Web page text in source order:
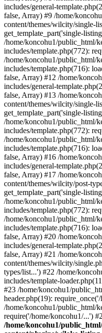
includes/general-
false, Array) #9 /home/
content/themes/wilcity/single-
get_template_part('single-
/home/koncohu1/public_html/
includes/template.php(772):
/home/koncohu1/public_html/
includes/template.php(716):
false, Array) #12 /home/
includes/general-
false, Array) #13 /home/
content/themes/wilcity/single-
get_template_part('single-
/home/koncohu1/public_html/
includes/template.php(772):
/home/koncohu1/public_html/
includes/template.php(716):
false, Array) #16 /home/
includes/general-
false, Array) #17 /home/
content/themes/wilcity/post-
get_template_part('single-
/home/koncohu1/public_html/
includes/template.php(772):
/home/koncohu1/public_html/
includes/template.php(716):
false, Array) #20 /home/
includes/general-
false, Array) #21 /home/
content/themes/wilcity/
types/list...') #22 /home/
includes/template-
#23 /home/koncohu1/
header.php(19):
/home/koncohu1/public_html/
require('/home/koncohu1/...')
/home/koncohu1/